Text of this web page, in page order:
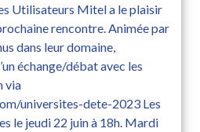
Utilisateurs Mitel a le plaisir
rencontre. Animée par
dans leur domaine,
échange/débat avec les
via
universites-dete-2023 Les
le jeudi 22 juin à 18h. Mardi